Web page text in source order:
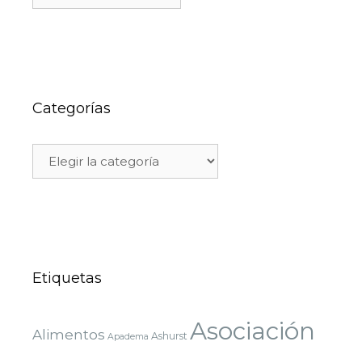
Categorías
Etiquetas
Alimentos Apadema Ashurst Asociación